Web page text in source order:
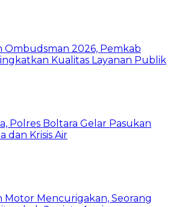
Ombudsman 2026, Pemkab
Kualitas Layanan Publik
Polres Boltara Gelar Pasukan
dan Krisis Air
Motor Mencurigakan, Seorang